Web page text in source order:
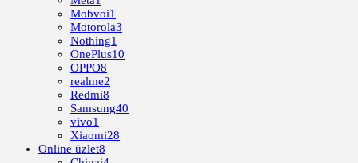
Mobvoi1
Motorola3
Nothing1
OnePlus10
OPPO8
realme2
Redmi8
Samsung40
vivo1
Xiaomi28
Online üzlet8